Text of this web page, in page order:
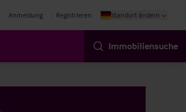
Anmeldung Registrieren Standort ändern
Immobiliensuche